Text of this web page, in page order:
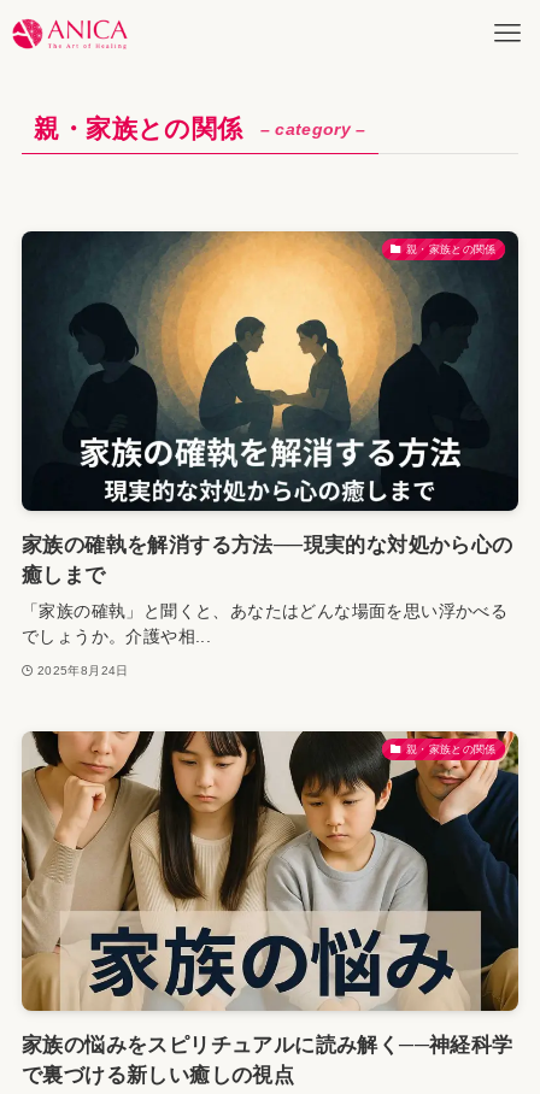
親・家族との関係 – category –
親・家族との関係
家族の確執を解消する方法──現実的な対処から心の
癒しまで
「家族の確執」と聞くと、あなたはどんな場面を思い浮かべる
でしょうか。介護や相...
2025年8月24日
親・家族との関係
家族の悩みをスピリチュアルに読み解く──神経科学
で裏づける新しい癒しの視点